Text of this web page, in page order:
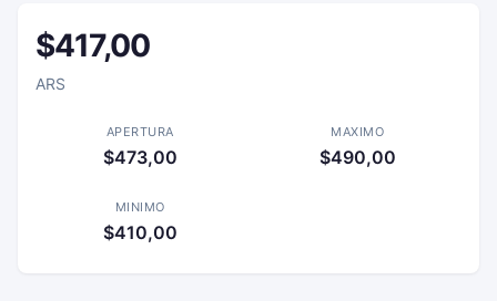
$417,00
ARS
APERTURA
$473,00
MAXIMO
$490,00
MINIMO
$410,00